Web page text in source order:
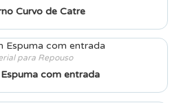
Curvo de Catre
para Repouso
com entrada